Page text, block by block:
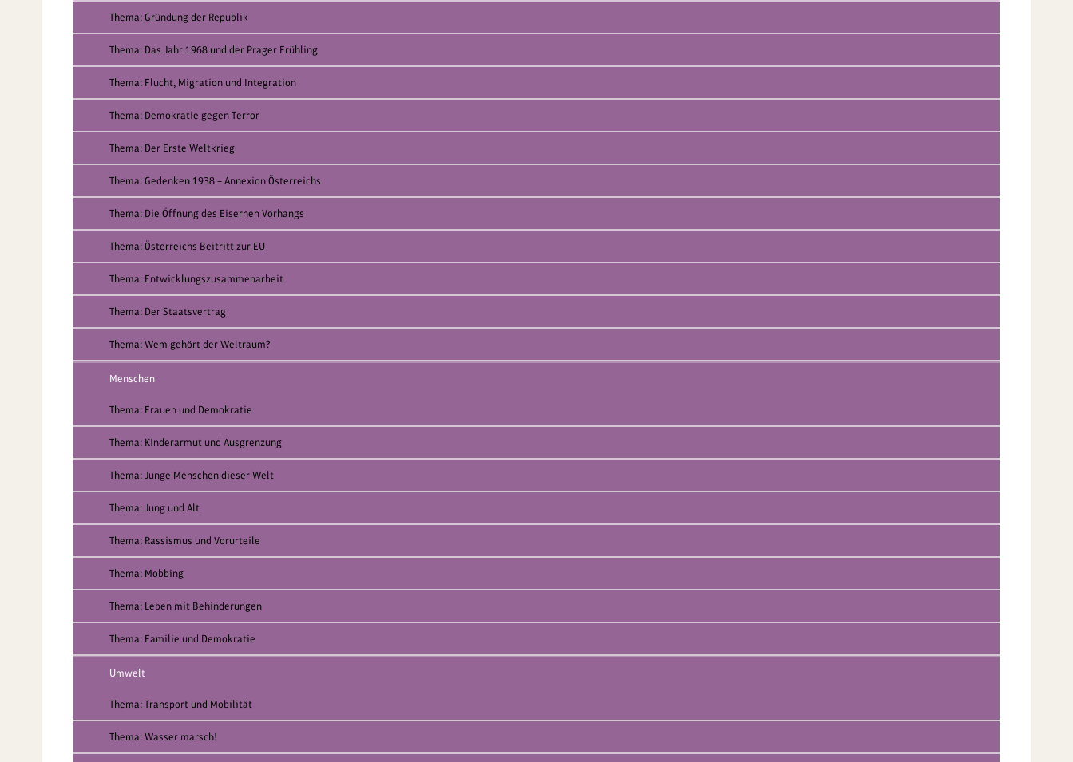
Thema: Gründung der Republik
Thema: Das Jahr 1968 und der Prager Frühling
Thema: Flucht, Migration und Integration
Thema: Demokratie gegen Terror
Thema: Der Erste Weltkrieg
Thema: Gedenken 1938 – Annexion Österreichs
Thema: Die Öffnung des Eisernen Vorhangs
Thema: Österreichs Beitritt zur EU
Thema: Entwicklungszusammenarbeit
Thema: Der Staatsvertrag
Thema: Wem gehört der Weltraum?
Menschen
Thema: Frauen und Demokratie
Thema: Kinderarmut und Ausgrenzung
Thema: Junge Menschen dieser Welt
Thema: Jung und Alt
Thema: Rassismus und Vorurteile
Thema: Mobbing
Thema: Leben mit Behinderungen
Thema: Familie und Demokratie
Umwelt
Thema: Transport und Mobilität
Thema: Wasser marsch!